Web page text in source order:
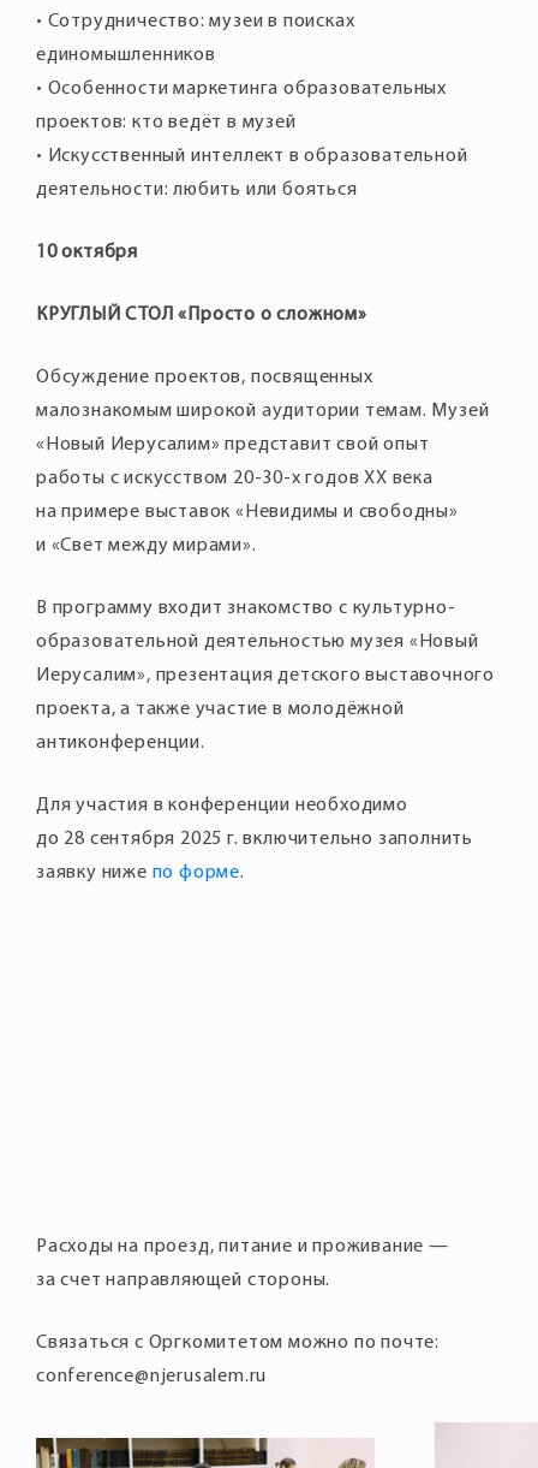
• Сотрудничество: музеи в поисках
единомышленников
• Особенности маркетинга образовательных
проектов: кто ведёт в музей
• Искусственный интеллект в образовательной
деятельности: любить или бояться
10 октября
КРУГЛЫЙ СТОЛ «Просто о сложном»
Обсуждение проектов, посвященных
малознакомым широкой аудитории темам. Музей
«Новый Иерусалим» представит свой опыт
работы с искусством 20-30-х годов XX века
на примере выставок «Невидимы и свободны»
и «Свет между мирами».
В программу входит знакомство с культурно-
образовательной деятельностью музея «Новый
Иерусалим», презентация детского выставочного
проекта, а также участие в молодёжной
антиконференции.
Для участия в конференции необходимо
до 28 сентября 2025 г. включительно заполнить
заявку ниже по форме.
Расходы на проезд, питание и проживание —
за счет направляющей стороны.
Связаться с Оргкомитетом можно по почте:
conference@njerusalem.ru